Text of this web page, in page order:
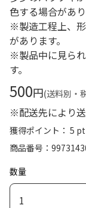
色する場合があ
※製造工程上、
があります。
※製品中に見ら
す。
500円(送料別・
※配送先により送
獲得ポイント： 5 pt
商品番号
数量
1